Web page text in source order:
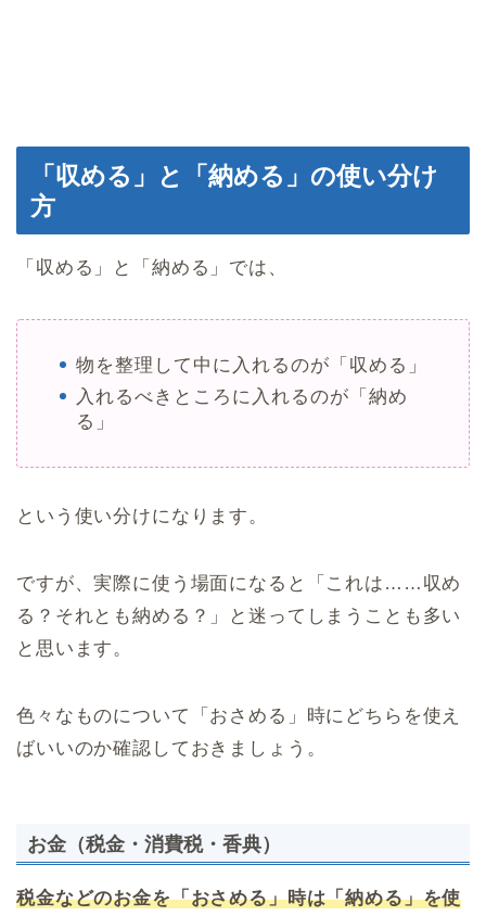
「収める」と「納める」の使い分け
方
「収める」と「納める」では、
物を整理して中に入れるのが「収める」
入れるべきところに入れるのが「納め
る」
という使い分けになります。
ですが、実際に使う場面になると「これは……収め
る？それとも納める？」と迷ってしまうことも多い
と思います。
色々なものについて「おさめる」時にどちらを使え
ばいいのか確認しておきましょう。
お金（税金・消費税・香典）
税金などのお金を「おさめる」時は「納める」を使